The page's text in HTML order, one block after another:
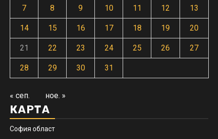
7 8 9 10 11 12 13
14 15 16 17 18 19 20
21 22 23 24 25 26 27
28 29 30 31
« сеп. ное. »
КАРТА
София област